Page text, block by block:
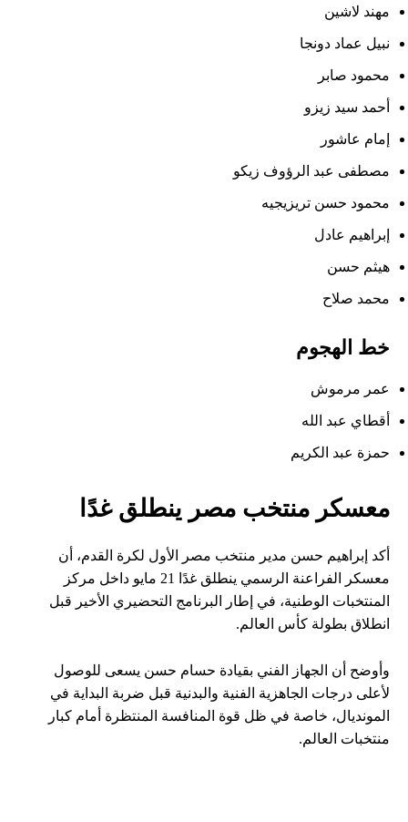
مهند لاشين
نبيل عماد دونجا
محمود صابر
أحمد سيد زيزو
إمام عاشور
مصطفى عبد الرؤوف زيكو
محمود حسن تريزيجيه
إبراهيم عادل
هيثم حسن
محمد صلاح
خط الهجوم
عمر مرموش
أقطاي عبد الله
حمزة عبد الكريم
معسكر منتخب مصر ينطلق غدًا
أكد إبراهيم حسن مدير منتخب مصر الأول لكرة القدم، أن
معسكر الفراعنة الرسمي ينطلق غدًا 21 مايو داخل مركز
المنتخبات الوطنية، في إطار البرنامج التحضيري الأخير قبل
انطلاق بطولة كأس العالم.
وأوضح أن الجهاز الفني بقيادة حسام حسن يسعى للوصول
لأعلى درجات الجاهزية الفنية والبدنية قبل ضربة البداية في
المونديال، خاصة في ظل قوة المنافسة المنتظرة أمام كبار
منتخبات العالم.